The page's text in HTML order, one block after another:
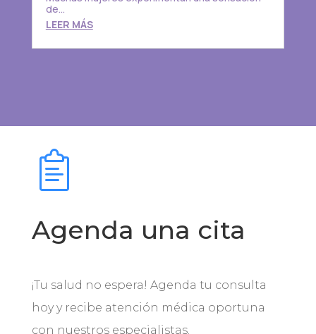
de...
LEER MÁS
Agenda una cita
¡Tu salud no espera! Agenda tu consulta
hoy y recibe atención médica oportuna
con nuestros especialistas.